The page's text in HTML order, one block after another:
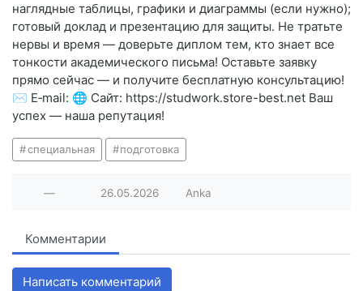
наглядные таблицы, графики и диаграммы (если нужно);
готовый доклад и презентацию для защиты. Не тратьте
нервы и время — доверьте диплом тем, кто знает все
тонкости академического письма! Оставьте заявку
прямо сейчас — и получите бесплатную консультацию!
✉️ E‑mail: 🌐 Сайт: https://studwork.store-best.net Ваш
успех — наша репутация!
специальная подготовка
— 26.05.2026 Anka
Комментарии
Написать комментарий